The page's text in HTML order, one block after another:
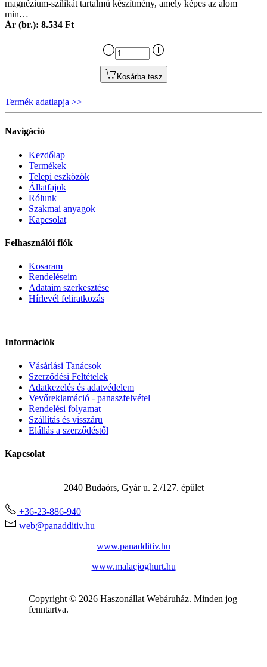
magnézium-szilikát tartalmú készítmény, amely képes az alom
min…
Ár (br.): 8.534 Ft
Kosárba tesz
Termék adatlapja >>
Navigáció
Kezdőlap
Termékek
Telepi eszközök
Állatfajok
Rólunk
Szakmai anyagok
Kapcsolat
Felhasználói fiók
Kosaram
Rendeléseim
Adataim szerkesztése
Hírlevél feliratkozás
Információk
Vásárlási Tanácsok
Szerződési Feltételek
Adatkezelés és adatvédelem
Vevőreklamáció - panaszfelvétel
Rendelési folyamat
Szállítás és visszáru
Elállás a szerződéstől
Kapcsolat
2040 Budaörs, Gyár u. 2./127. épület
+36-23-886-940
web@panadditiv.hu
www.panadditiv.hu
www.malacjoghurt.hu
Copyright © 2026 Haszonállat Webáruház. Minden jog
fenntartva.